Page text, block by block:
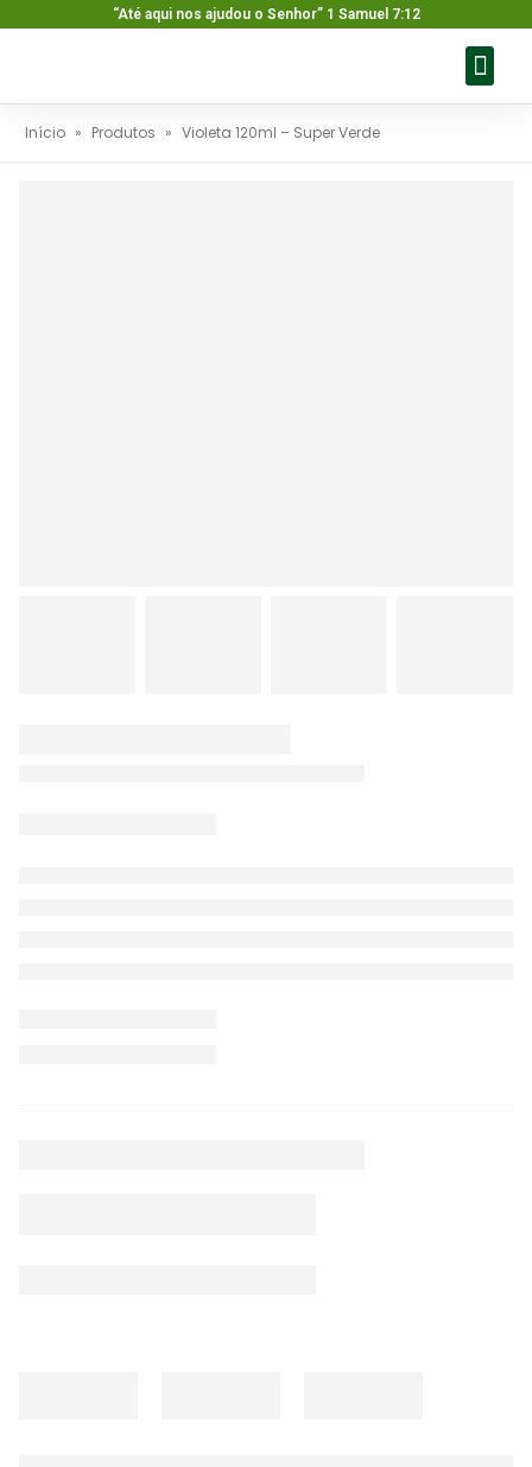
“Até aqui nos ajudou o Senhor” 1 Samuel 7:12
Início » Produtos » Violeta 120ml – Super Verde